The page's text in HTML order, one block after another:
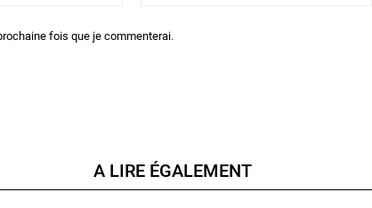
fois que je commenterai.
A LIRE ÉGALEMENT